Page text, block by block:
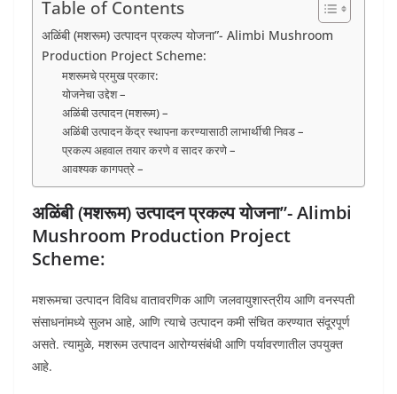
Table of Contents
अळिंबी (मशरूम) उत्पादन प्रकल्प योजना”- Alimbi Mushroom
Production Project Scheme:
मशरूमचे प्रमुख प्रकार:
योजनेचा उद्देश –
अळिंबी उत्पादन (मशरूम) –
अळिंबी उत्पादन केंद्र स्थापना करण्यासाठी लाभार्थीची निवड –
प्रकल्प अहवाल तयार करणे व सादर करणे –
आवश्यक कागपत्रे –
अळिंबी (मशरूम) उत्पादन प्रकल्प योजना”- Alimbi
Mushroom Production Project
Scheme:
मशरूमचा उत्पादन विविध वातावरणिक आणि जलवायुशास्त्रीय आणि वनस्पती
संसाधनांमध्ये सुलभ आहे, आणि त्याचे उत्पादन कमी संचित करण्यात संदूरपूर्ण
असते. त्यामुळे, मशरूम उत्पादन आरोग्यसंबंधी आणि पर्यावरणातील उपयुक्त
आहे.